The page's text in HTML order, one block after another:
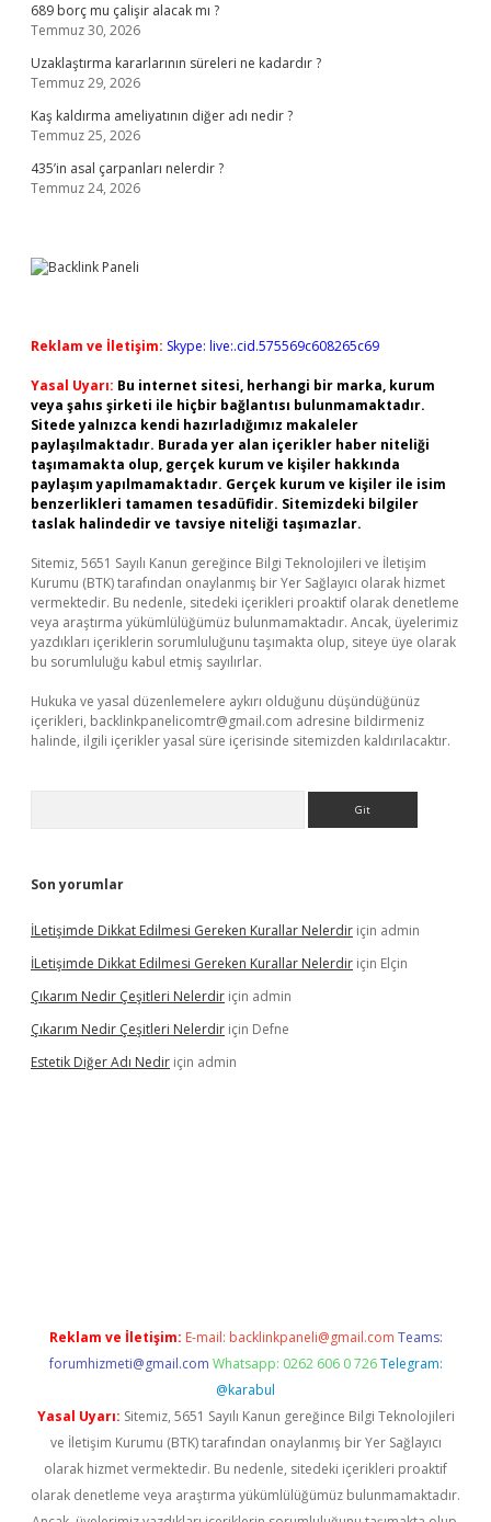
689 borç mu çalişir alacak mı ?
Temmuz 30, 2026
Uzaklaştırma kararlarının süreleri ne kadardır ?
Temmuz 29, 2026
Kaş kaldırma ameliyatının diğer adı nedir ?
Temmuz 25, 2026
435’in asal çarpanları nelerdir ?
Temmuz 24, 2026
Reklam ve İletişim: Skype: live:.cid.575569c608265c69
Yasal Uyarı: Bu internet sitesi, herhangi bir marka, kurum
veya şahıs şirketi ile hiçbir bağlantısı bulunmamaktadır.
Sitede yalnızca kendi hazırladığımız makaleler
paylaşılmaktadır. Burada yer alan içerikler haber niteliği
taşımamakta olup, gerçek kurum ve kişiler hakkında
paylaşım yapılmamaktadır. Gerçek kurum ve kişiler ile isim
benzerlikleri tamamen tesadüfidir. Sitemizdeki bilgiler
taslak halindedir ve tavsiye niteliği taşımazlar.
Sitemiz, 5651 Sayılı Kanun gereğince Bilgi Teknolojileri ve İletişim
Kurumu (BTK) tarafından onaylanmış bir Yer Sağlayıcı olarak hizmet
vermektedir. Bu nedenle, sitedeki içerikleri proaktif olarak denetleme
veya araştırma yükümlülüğümüz bulunmamaktadır. Ancak, üyelerimiz
yazdıkları içeriklerin sorumluluğunu taşımakta olup, siteye üye olarak
bu sorumluluğu kabul etmiş sayılırlar.
Hukuka ve yasal düzenlemelere aykırı olduğunu düşündüğünüz
içerikleri, backlinkpanelicomtr@gmail.com adresine bildirmeniz
halinde, ilgili içerikler yasal süre içerisinde sitemizden kaldırılacaktır.
Son yorumlar
İLetişimde Dikkat Edilmesi Gereken Kurallar Nelerdir için admin
İLetişimde Dikkat Edilmesi Gereken Kurallar Nelerdir için Elçin
Çıkarım Nedir Çeşitleri Nelerdir için admin
Çıkarım Nedir Çeşitleri Nelerdir için Defne
Estetik Diğer Adı Nedir için admin
Reklam ve İletişim: E-mail: backlinkpaneli@gmail.com Teams:
forumhizmeti@gmail.com Whatsapp: 0262 606 0 726 Telegram:
@karabul
Yasal Uyarı: Sitemiz, 5651 Sayılı Kanun gereğince Bilgi Teknolojileri
ve İletişim Kurumu (BTK) tarafından onaylanmış bir Yer Sağlayıcı
olarak hizmet vermektedir. Bu nedenle, sitedeki içerikleri proaktif
olarak denetleme veya araştırma yükümlülüğümüz bulunmamaktadır.